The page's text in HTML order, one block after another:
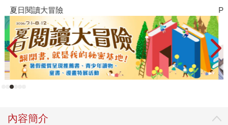
夏日閱讀大冒險
內容簡介